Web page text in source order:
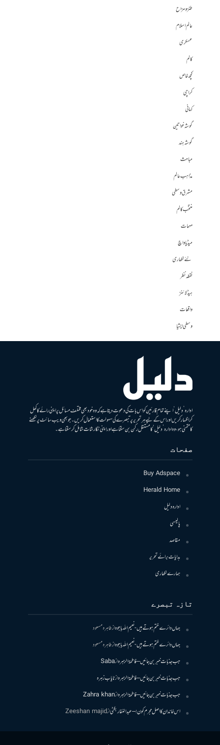
طنز و مزاح
عالم اسلام
عسکری
کالم
کچھ خاص
کراچی
کہانی
گوشہ خواتین
گوشہ ہند
مباحث
مذاہب عالم
مشرق وسطی
منتخب کالم
مہمات
میڈیا واچ
نئے لکھاری
نقطہ نظر
ہیڈلائنز
واقعات
وسطی ایشیا
ادارہ ’دلیل‘ اپنے تمام قارئین کو اس بات کی دعوت دیتا ہے کہ وہ خود بھی مختلف مسائل پر اپنی رائے کا کھل
کر اظہار کریں اور اس کے لیے ہر تحریر پر تبصرے کی سہولت کا استعمال کریں۔ جو بھی ویب سائٹ پر لکھنے
کا متمنی ہو، وہ ادارہ ’دلیل‘ کا مستقل رکن بن سکتا ہے اور اپنی نگارشات شامل کرسکتا ہے۔
صفحات
Buy Adspace
Herald Home
ادارہ دلیل
پالیسی
مقاصد
ہدایات برائے تحریر
ہمارے لکھاری
تازہ تبصرے
جہاں دائرے ختم ہوتے ہیں- نعیم اللہ باجوہازطاہرہ مسعود
جہاں دائرے ختم ہوتے ہیں- نعیم اللہ باجوہازطاہرہ مسعود
جب جذبات خبر بن جائیں – فاطمۃالزہرہازSaba
جب جذبات خبر بن جائیں – فاطمۃالزہرہازنایاب زہرہ
جب جذبات خبر بن جائیں – فاطمۃالزہرہازZahra khan
اس خاندان کا اصل مجرم کون! – عبدالغفار بگٹیازZeeshan majid